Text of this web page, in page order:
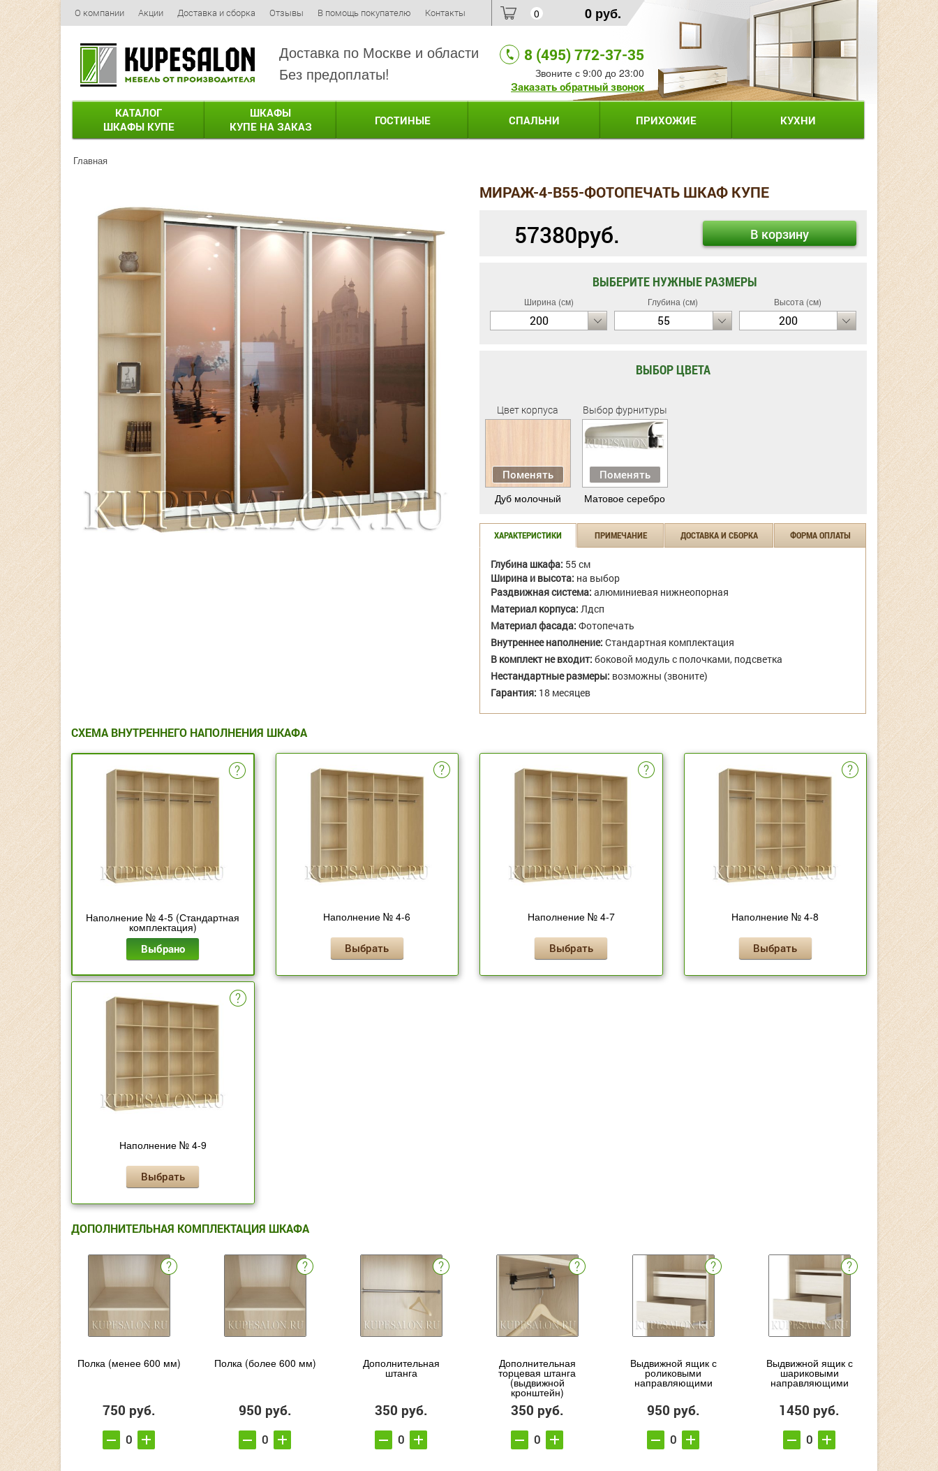
О компании Акции Доставка и сборка Отзывы В помощь покупателю Контакты 0 0 руб.
Доставка по Москве и области
Без предоплаты!
8 (495) 772-37-35
Звоните с 9:00 до 23:00
Заказать обратный звонок
КАТАЛОГ
ШКАФЫ КУПЕ
ШКАФЫ
КУПЕ НА ЗАКАЗ
ГОСТИНЫЕ СПАЛЬНИ ПРИХОЖИЕ КУХНИ
Главная
МИРАЖ-4-B55-ФОТОПЕЧАТЬ ШКАФ КУПЕ
57380руб. В корзину
ВЫБЕРИТЕ НУЖНЫЕ РАЗМЕРЫ
Ширина (см)
200
Глубина (см)
55
Высота (см)
200
ВЫБОР ЦВЕТА
Цвет корпуса
Поменять
Дуб молочный
Выбор фурнитуры
Поменять
Матовое серебро
ХАРАКТЕРИСТИКИ ПРИМЕЧАНИЕ ДОСТАВКА И СБОРКА ФОРМА ОПЛАТЫ
Глубина шкафа: 55 см
Ширина и высота: на выбор
Раздвижная система: алюминиевая нижнеопорная
Материал корпуса: Лдсп
Материал фасада: Фотопечать
Внутреннее наполнение: Стандартная комплектация
В комплект не входит: боковой модуль с полочками, подсветка
Нестандартные размеры: возможны (звоните)
Гарантия: 18 месяцев
СХЕМА ВНУТРЕННЕГО НАПОЛНЕНИЯ ШКАФА
Наполнение № 4-5 (Стандартная
комплектация)
Выбрано
Наполнение № 4-6
Выбрать
Наполнение № 4-7
Выбрать
Наполнение № 4-8
Выбрать
Наполнение № 4-9
Выбрать
ДОПОЛНИТЕЛЬНАЯ КОМПЛЕКТАЦИЯ ШКАФА
Полка (менее 600 мм)
750 руб.
Полка (более 600 мм)
950 руб.
Дополнительная
штанга
350 руб.
Дополнительная
торцевая штанга
(выдвижной
кронштейн)
350 руб.
Выдвижной ящик с
роликовыми
направляющими
950 руб.
Выдвижной ящик с
шариковыми
направляющими
1450 руб.